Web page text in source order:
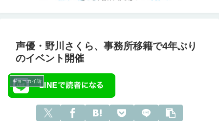
声優・野川さくら、事務所移籍で4年ぶり
のイベント開催
ギョーカイ話